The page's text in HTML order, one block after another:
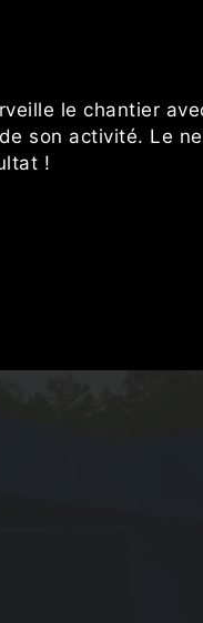
le chantier
son activité. Le
!